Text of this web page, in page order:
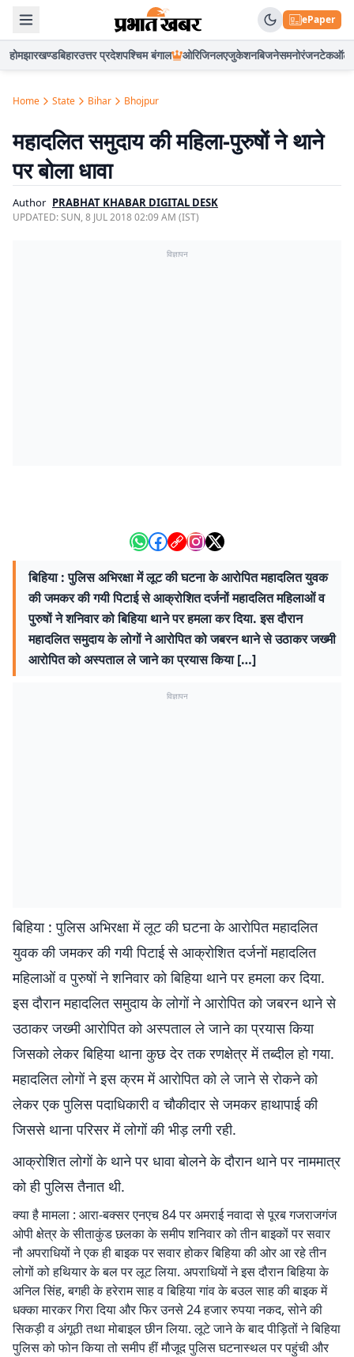
ePaper
होमझारखण्डबिहारउत्तर प्रदेशपश्चिम बंगाल ओरिजिनलएजुकेशनबिजनेसमनोरंजनटेकऑटो
Home State Bihar Bhojpur
महादलित समुदाय की महिला-पुरुषों ने थाने
पर बोला धावा
Author PRABHAT KHABAR DIGITAL DESK
UPDATED:SUN, 8 JUL 2018 02:09 AM (IST)
विज्ञापन
बिहिया : पुलिस अभिरक्षा में लूट की घटना के आरोपित महादलित युवक
की जमकर की गयी पिटाई से आक्रोशित दर्जनों महादलित महिलाओं व
पुरुषों ने शनिवार को बिहिया थाने पर हमला कर दिया. इस दौरान
महादलित समुदाय के लोगों ने आरोपित को जबरन थाने से उठाकर जख्मी
आरोपित को अस्पताल ले जाने का प्रयास किया […]
विज्ञापन
बिहिया : पुलिस अभिरक्षा में लूट की घटना के आरोपित महादलित
युवक की जमकर की गयी पिटाई से आक्रोशित दर्जनों महादलित
महिलाओं व पुरुषों ने शनिवार को बिहिया थाने पर हमला कर दिया.
इस दौरान महादलित समुदाय के लोगों ने आरोपित को जबरन थाने से
उठाकर जख्मी आरोपित को अस्पताल ले जाने का प्रयास किया
जिसको लेकर बिहिया थाना कुछ देर तक रणक्षेत्र में तब्दील हो गया.
महादलित लोगों ने इस क्रम में आरोपित को ले जाने से रोकने को
लेकर एक पुलिस पदाधिकारी व चौकीदार से जमकर हाथापाई की
जिससे थाना परिसर में लोगों की भीड़ लगी रही.
आक्रोशित लोगों के थाने पर धावा बोलने के दौरान थाने पर नाममात्र
को ही पुलिस तैनात थी.
क्या है मामला : आरा-बक्सर एनएच 84 पर अमराई नवादा से पूरब गजराजगंज
ओपी क्षेत्र के सीताकुंड छलका के समीप शनिवार को तीन बाइकों पर सवार
नौ अपराधियों ने एक ही बाइक पर सवार होकर बिहिया की ओर आ रहे तीन
लोगों को हथियार के बल पर लूट लिया. अपराधियों ने इस दौरान बिहिया के
अनिल सिंह, बगही के हरेराम साह व बिहिया गांव के बउल साह की बाइक में
धक्का मारकर गिरा दिया और फिर उनसे 24 हजार रुपया नकद, सोने की
सिकड़ी व अंगूठी तथा मोबाइल छीन लिया. लूटे जाने के बाद पीड़ितों ने बिहिया
पुलिस को फोन किया तो समीप हीं मौजूद पुलिस घटनास्थल पर पहुंची और